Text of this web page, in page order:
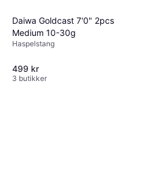
Daiwa Goldcast 7'0" 2pcs
Medium 10-30g
Haspelstang
499 kr
3 butikker